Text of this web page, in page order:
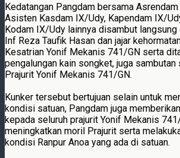
Kedatangan Pangdam bersama
Asisten Kasdam IX/Udy, Kapendam IX/
Kodam IX/Udy lainnya disambut
Inf Reza Taufik Hasan dan jajar
Kesatrian Yonif Mekanis 741/GN serta
pengalungan kain songket, juga
Prajurit Yonif Mekanis 741/GN.
Kunker tersebut bertujuan selain untuk
kondisi satuan, Pangdam juga
kepada seluruh prajurit Yonif Mekanis
meningkatkan moril Prajurit serta
kondisi Ranpur Anoa yang ada di satuan.